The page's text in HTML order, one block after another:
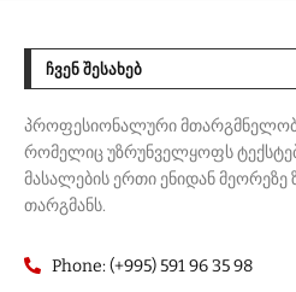
ᲩᲕᲔᲜ ᲨᲔᲡᲐᲮᲔᲑ
პროფესიონალური
რომელიც უზრუნველყოფს
მასალების ერთი ენიდან მეორეზე
თარგმანს.
Phone: (+995) 591 96 35 98